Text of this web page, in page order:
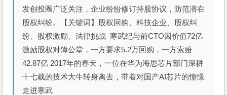
发创投圈广泛关注，企业纷纷修订持股协议，防范潜在
股权纠纷。【关键词】股权回购、科技企业、股权纠
纷、股权激励、法律挑战 寒武纪与前CTO因价值72亿
激励股权对簿公堂，一方要求5.2万回购，一方索赔
42.87亿 2017年的春天，一位在华为海思芯片部门深耕
十七载的技术大牛转身离去，带着对国产AI芯片的憧憬
走进寒武